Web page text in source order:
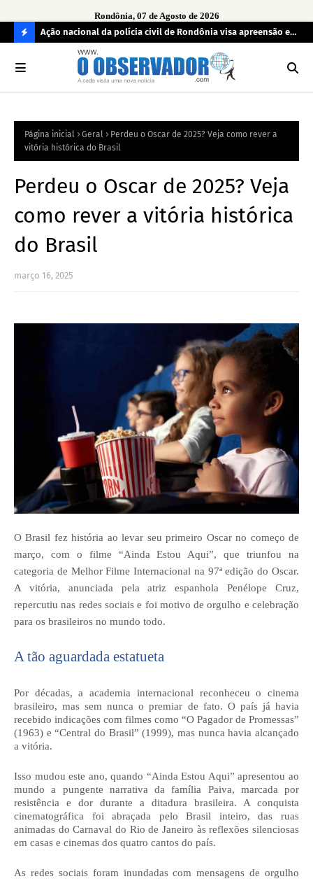
Rondônia, 07 de Agosto de 2026
O
R
ao
Ação nacional da polícia civil de Rondônia visa apreensão e
devolução de celulares roubados
Página inicial Geral
Perdeu o Oscar de 2025? Veja como rever a
vitória histórica do Brasil
Perdeu o Oscar de 2025? Veja
como rever a vitória histórica
do Brasil
março 16, 2025
O Brasil fez história ao levar seu primeiro Oscar no começo de
março, com o filme “Ainda Estou Aqui”, que triunfou na
categoria de Melhor Filme Internacional na 97ª edição do Oscar.
A vitória, anunciada pela atriz espanhola Penélope Cruz,
repercutiu nas redes sociais e foi motivo de orgulho e celebração
para os brasileiros no mundo todo.
A tão aguardada estatueta
Por décadas, a academia internacional reconheceu o cinema
brasileiro, mas sem nunca o premiar de fato. O país já havia
recebido indicações com filmes como “O Pagador de Promessas”
(1963) e “Central do Brasil” (1999), mas nunca havia alcançado
a vitória.
Isso mudou este ano, quando “Ainda Estou Aqui” apresentou ao
mundo a pungente narrativa da família Paiva, marcada por
resistência e dor durante a ditadura brasileira. A conquista
cinematográfica foi abraçada pelo Brasil inteiro, das ruas
animadas do Carnaval do Rio de Janeiro às reflexões silenciosas
em casas e cinemas dos quatro cantos do país.
As redes sociais foram inundadas com mensagens de orgulho